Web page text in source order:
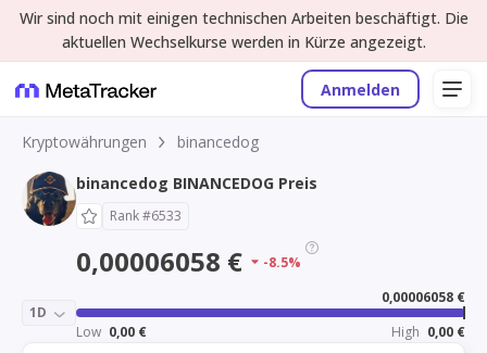
Wir sind noch mit einigen technischen Arbeiten beschäftigt. Die
aktuellen Wechselkurse werden in Kürze angezeigt.
Anmelden
Kryptowährungen
binancedog
binancedog BINANCEDOG Preis
Rank #6533
0,00006058 € -8.5%
1D
0,00006058 €
Low 0,00 € High 0,00 €